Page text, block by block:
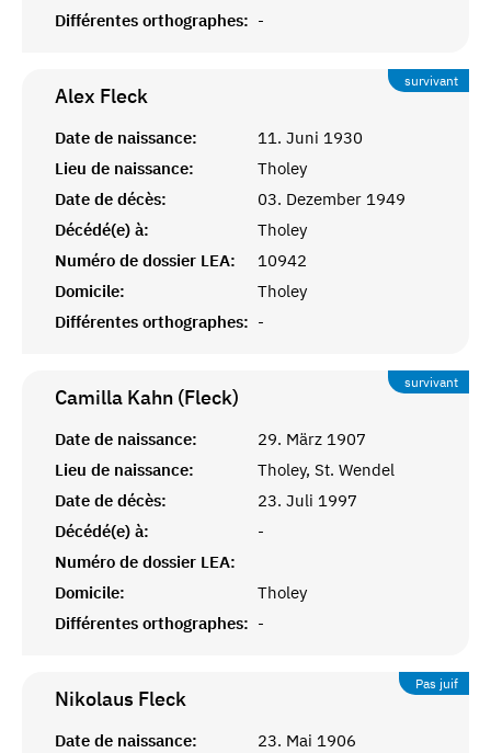
Différentes orthographes: -
survivant
Alex Fleck
Date de naissance:
11. Juni 1930
Lieu de naissance:
Tholey
Date de décès:
03. Dezember 1949
Décédé(e) à:
Tholey
Numéro de dossier LEA:
10942
Domicile:
Tholey
Différentes orthographes: -
survivant
Camilla Kahn (Fleck)
Date de naissance:
29. März 1907
Lieu de naissance:
Tholey, St. Wendel
Date de décès:
23. Juli 1997
Décédé(e) à:
-
Numéro de dossier LEA:
Domicile:
Tholey
Différentes orthographes: -
Pas juif
Nikolaus Fleck
Date de naissance:
23. Mai 1906